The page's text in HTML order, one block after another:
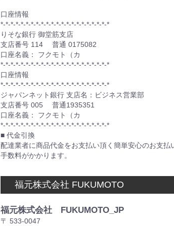
口座情報
*-*-*-*-*-*-*-*-*-*-*-*-*-*-*-*-*-*-*-*-*-*
りそな銀行 御堂筋支店
支店番号 114 普通 0175082
口座名義： フクモト（カ
*-*-*-*-*-*-*-*-*-*-*-*-*-*-*-*-*-*-*-*-*-*
口座情報
*-*-*-*-*-*-*-*-*-*-*-*-*-*-*-*-*-*-*-*-*-*
ジャパンネット銀行 支店名：ビジネス営業部
支店番号 005 普通1935351
口座名義： フクモト（カ
*-*-*-*-*-*-*-*-*-*-*-*-*-*-*-*-*-*-*-*-*-*
■ 代金引換
配達業者に商品代金をお支払い頂く簡単安心のお支払
手数料がかかります。
福元株式会社 FUKUMOTO
福元株式会社 FUKUMOTO_JP
〒 533-0047